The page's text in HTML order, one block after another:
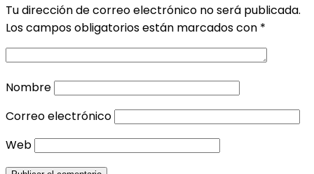
Tu dirección de correo electrónico no será publicada.
Los campos obligatorios están marcados con *
Nombre
Correo electrónico
Web